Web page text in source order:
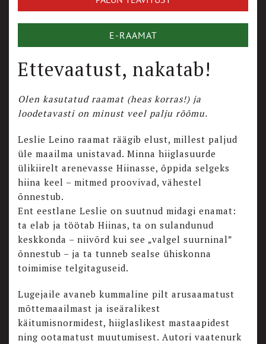
E-RAAMAT
Ettevaatust, nakatab!
Olen kasutatud raamat (heas korras!) ja
loodetavasti on minust veel palju rõõmu.
Leslie Leino raamat räägib elust, millest paljud
üle maailma unistavad. Minna hiiglasuurde
ülikiirelt arenevasse Hiinasse, õppida selgeks
hiina keel – mitmed proovivad, vähestel
õnnestub.
Ent eestlane Leslie on suutnud midagi enamat:
ta elab ja töötab Hiinas, ta on sulandunud
keskkonda – niivõrd kui see „valgel suurninal”
õnnestub – ja ta tunneb sealse ühiskonna
toimimise telgitaguseid.
Lugejaile avaneb kummaline pilt arusaamatust
mõttemaailmast ja iseäralikest
käitumisnormidest, hiiglaslikest mastaapidest
ning ootamatust muutumisest. Autori vaatenurk